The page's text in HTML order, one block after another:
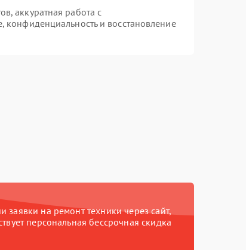
аккуратная работа с
и восстановление
на ремонт техники через сайт,
персональная бессрочная скидка